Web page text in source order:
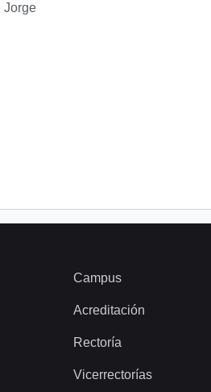
Jorge
Campus
Acreditación
Rectoría
Vicerrectorías